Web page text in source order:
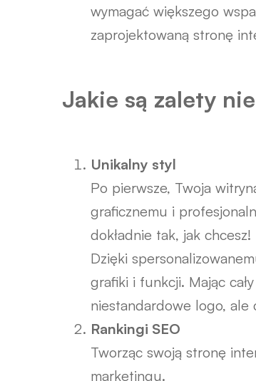
wymagać większego
zaprojektowaną stronę
Jakie są zalety
Unikalny styl
Po pierwsze, Twoja
graficznemu i
dokładnie tak, jak chcesz!
Dzięki
grafiki i funkcji. Mając
niestandardowe logo, ale
Rankingi SEO
Tworząc swoją stronę
marketingu.